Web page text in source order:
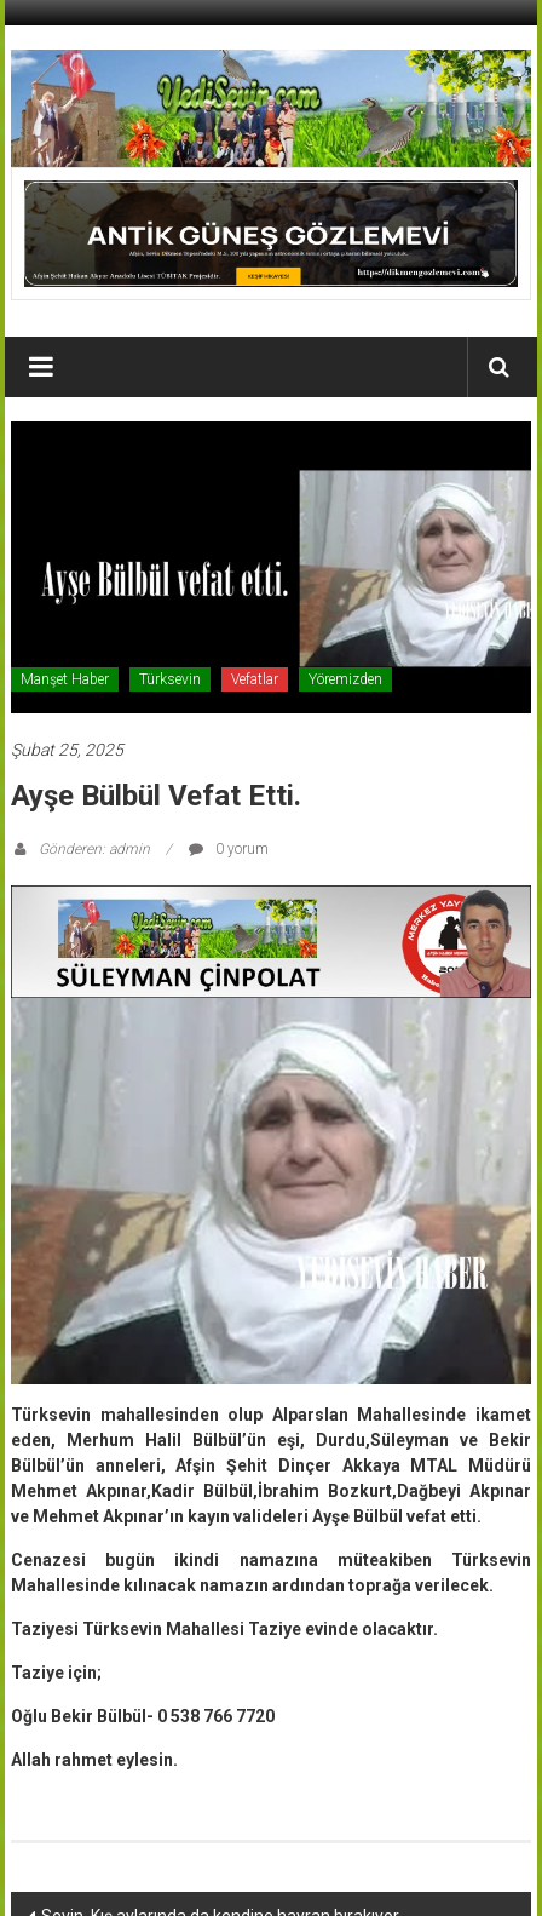
İçeriğe
AFŞİN
YEDİSEVİN
HABER
Köyleri
Manşet Haber Türksevin Vefatlar Yöremizden
Şubat 25, 2025
Ayşe Bülbül Vefat Etti.
Gönderen: admin 0 yorum
Türksevin mahallesinden olup Alparslan Mahallesinde ikamet
eden, Merhum Halil Bülbül’ün eşi, Durdu,Süleyman ve Bekir
Bülbül’ün anneleri, Afşin Şehit Dinçer Akkaya MTAL Müdürü
Mehmet Akpınar,Kadir Bülbül,İbrahim Bozkurt,Dağbeyi Akpınar
ve Mehmet Akpınar’ın kayın valideleri Ayşe Bülbül vefat etti.
Cenazesi bugün ikindi namazına müteakiben Türksevin
Mahallesinde kılınacak namazın ardından toprağa verilecek.
Taziyesi Türksevin Mahallesi Taziye evinde olacaktır.
Taziye için;
Oğlu Bekir Bülbül- 0 538 766 7720
Allah rahmet eylesin.